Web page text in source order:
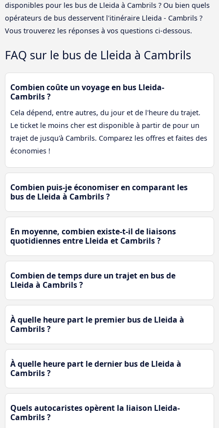
disponibles pour les bus de Lleida à Cambrils ? Ou bien quels
opérateurs de bus desservent l'itinéraire Lleida - Cambrils ?
Vous trouverez les réponses à vos questions ci-dessous.
FAQ sur le bus de Lleida à Cambrils
Combien coûte un voyage en bus Lleida-
Cambrils ?
Cela dépend, entre autres, du jour et de l'heure du trajet.
Le ticket le moins cher est disponible à partir de pour un
trajet de jusqu'à Cambrils. Comparez les offres et faites des
économies !
Combien puis-je économiser en comparant les
bus de Lleida à Cambrils ?
En moyenne, combien existe-t-il de liaisons
quotidiennes entre Lleida et Cambrils ?
Combien de temps dure un trajet en bus de
Lleida à Cambrils ?
À quelle heure part le premier bus de Lleida à
Cambrils ?
À quelle heure part le dernier bus de Lleida à
Cambrils ?
Quels autocaristes opèrent la liaison Lleida-
Cambrils ?